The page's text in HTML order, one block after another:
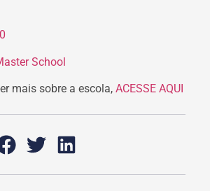
School
mais sobre a escola, ACESSE AQUI